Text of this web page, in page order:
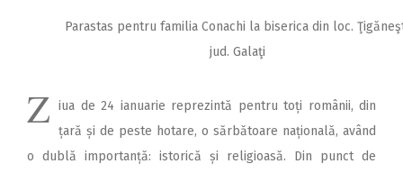
Parastas pentru familia Conachi la biserica din loc.
jud. Galaţi
Z iua de 24 ianuarie reprezintă pentru toți românii, din
țară și de peste hotare, o sărbătoare națională, având
o dublă importanță: istorică și religioasă. Din punct de